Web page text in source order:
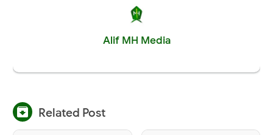
Alif MH Media
 Related Post